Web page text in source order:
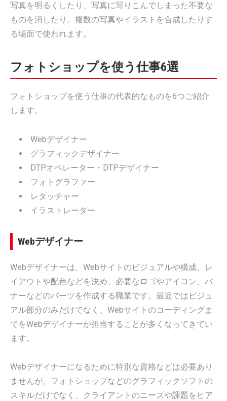
写真を明るくしたり、写真に写りこんでしまった不要な
ものを消したり、複数の写真やイラストを合成したりす
る場面で使われます。
フォトショップを使う仕事6選
フォトショップを使う仕事の代表的なものを6つご紹介
します。
Webデザイナー
グラフィックデザイナー
DTPオペレーター・DTPデザイナー
フォトグラファー
レタッチャー
イラストレーター
Webデザイナー
Webデザイナーは、Webサイトのビジュアルや構成、レ
イアウトや配色などを決め、必要なロゴやアイコン、バ
ナーなどのパーツを作成する職業です。最近ではビジュ
アル部分のみだけでなく、Webサイトのコーディングま
でをWebデザイナーが担当することが多くなってきてい
ます。
Webデザイナーになるために特別な資格などは必要あり
ませんが、フォトショップなどのグラフィックソフトの
スキルだけでなく、クライアントのニーズや課題をヒア